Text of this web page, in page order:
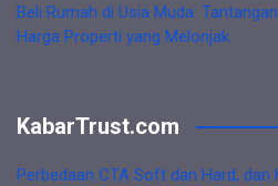
Beli Rumah di Usia Muda:
Harga Properti yang Melonjak
KabarTrust.com
Perbedaan CTA Soft dan Hard, dan